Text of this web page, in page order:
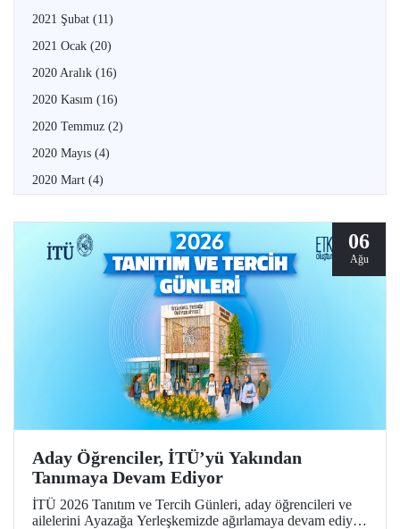
2021 Şubat (11)
2021 Ocak (20)
2020 Aralık (16)
2020 Kasım (16)
2020 Temmuz (2)
2020 Mayıs (4)
2020 Mart (4)
06
Ağu
Aday Öğrenciler, İTÜ’yü Yakından
Tanımaya Devam Ediyor
İTÜ 2026 Tanıtım ve Tercih Günleri, aday öğrencileri ve
ailelerini Ayazağa Yerleşkemizde ağırlamaya devam ediyor.